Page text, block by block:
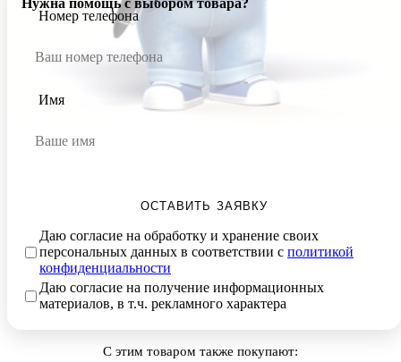
Нужна помощь с выбором товара?
Номер телефона
Имя
ОСТАВИТЬ ЗАЯВКУ
Даю согласие на обработку и хранение своих
персональных данных в соответствии с политикой
конфиденциальности
Даю согласие на получение информационных
материалов, в т.ч. рекламного характера
С этим товаром также покупают: